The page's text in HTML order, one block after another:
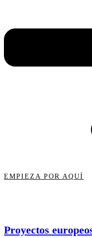
EMPIEZA POR AQUÍ
Proyectos